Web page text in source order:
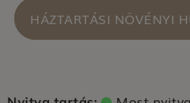
HÁZTARTÁSI NÖVÉNYI